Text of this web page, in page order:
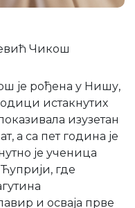
Чикош
је рођена у Нишу,
истакнутих
изузетан
а са пет година је
је ученица
где
и осваја прве